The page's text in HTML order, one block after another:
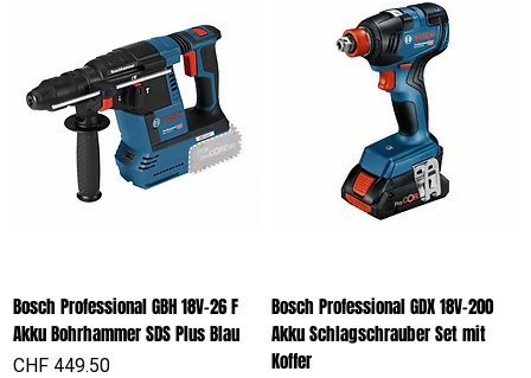
Bosch Professional GBH 18V-26 F
Akku Bohrhammer SDS Plus Blau
Preis
CHF 449.50
Bosch Professional GDX 18V-200
Akku Schlagschrauber Set mit
Koffer